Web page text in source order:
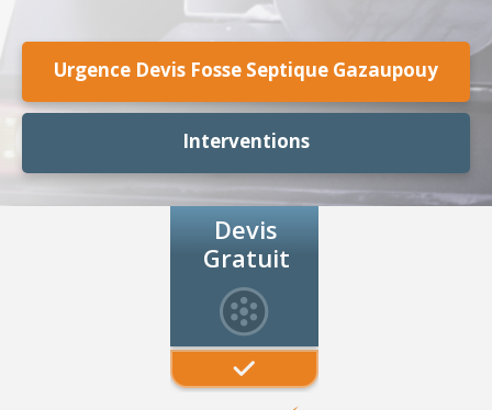
Urgence Devis Fosse Septique Gazaupouy
Interventions
Devis
Gratuit